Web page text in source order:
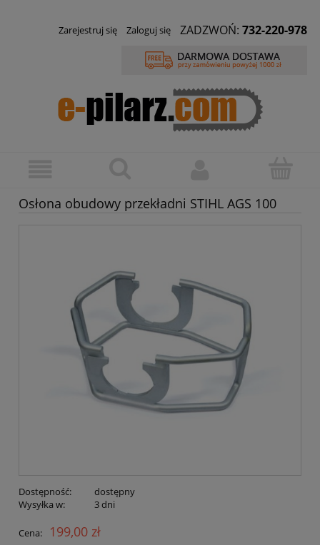
Zarejestruj się Zaloguj się ZADZWOŃ: 732-220-978
Osłona obudowy przekładni STIHL AGS 100
Dostępność:
dostępny
Wysyłka w:
3 dni
Cena: 199,00 zł